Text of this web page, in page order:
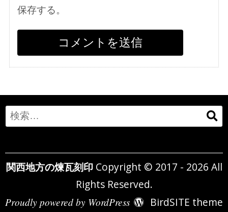
保存する。
Search
for:
関西地方の煉瓦刻印 Copyright © 2017 - 2026 All
Rights Reserved.
Proudly powered by WordPress BirdSITE theme